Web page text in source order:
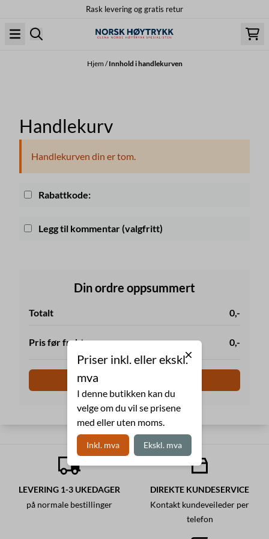
Rask levering og gratis retur
Hjem /Innhold i handlekurven
Handlekurv
Handlekurven din er tom.
Rabattkode:
Legg til kommentar(valgfritt)
Din ordre oppsummert
Totalt 0,-
Pris før frakt 0,-
LEVERING 1-3 UKEDAGER
på normale bestillinger
DIREKTE KUNDESERVICE
Kontakt kundeveileder per
telefon
Priser inkl. eller ekskl.
mva
I denne butikken kan du
velge om du vil se prisene
med eller uten moms.
Inkl. mva Ekskl. mva